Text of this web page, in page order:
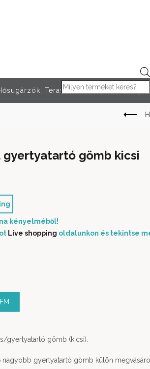
Products search
Teraszfűtés Rendezvény
gyertyatartó gömb kicsi
kényelméből!
Live shopping oldalunkon és tekintse
gyertyatartó gömb (kicsi).
nagyobb gyertyatartó gömb külön